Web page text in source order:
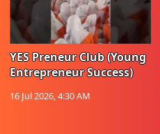
YES Preneur Club (Young
Entrepreneur Success)
16 Jul 2026, 4:30 AM